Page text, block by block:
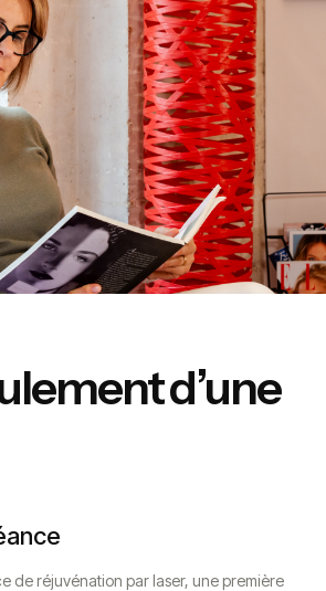
d’une
de réjuvénation par laser, une première